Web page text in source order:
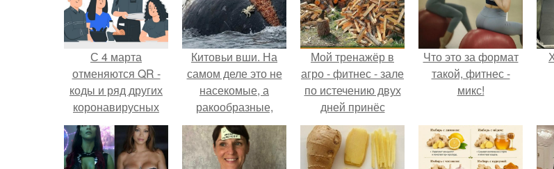
С 4 марта
отменяются QR -
коды и ряд других
коронавирусных
ограничений.
Китовьи вши. На
самом деле это не
насекомые, а
ракообразные,
относящиеся к
бокоплавам.
Мой тренажёр в
агро - фитнес - зале
по истечению двух
дней принёс
ощутимый
результат.
Что это за формат
такой, фитнес -
микс!